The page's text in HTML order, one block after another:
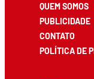
QUEM SOMOS
PUBLICIDADE
CONTATO
POLÍTICA DE